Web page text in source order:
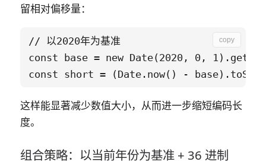
留相对偏移量：
// 以2020年为基准
const base = new Date(2020, 0,
copy
这样能显著减少数值大小，从而进一步缩短编码长
度。
组合策略：以当前年份为基准 + 36 进制